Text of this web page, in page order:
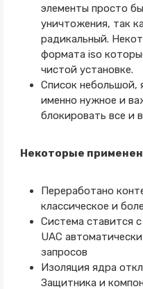
элементы просто
уничтожения, так
радикальный.
формата iso
чистой установке.
Список небольшой,
именно нужное и
блокировать все и
Некоторые
Переработано
классическое и
Система ставится
UAC
запросов
Изоляция ядра
Защитника и